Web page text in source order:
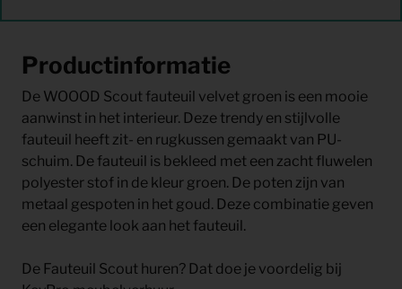
Productinformatie
De WOOOD Scout fauteuil velvet groen is een mooie
aanwinst in het interieur. Deze trendy en stijlvolle
fauteuil heeft zit- en rugkussen gemaakt van PU-
schuim. De fauteuil is bekleed met een zacht fluwelen
polyester stof in de kleur groen. De poten zijn van
metaal gespoten in het goud. Deze combinatie geven
een elegante look aan het fauteuil.
De Fauteuil Scout huren? Dat doe je voordelig bij